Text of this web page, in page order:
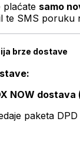
plaćate samo
te SMS poruku
brze dostave
NOW
paketa